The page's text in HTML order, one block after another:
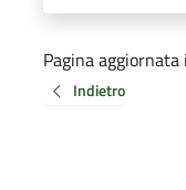
Pagina
Indietro